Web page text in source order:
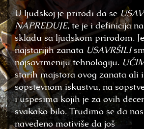
U ljudskoj je prirodi da se
NAPREDUJE, te je i definicija
skladu sa ljudskom prirodom.
najstarijih zanata USAVRŠILI
najsavrmeniju tehnologiju.
starih majstora ovog zanata ali
sopstevnom iskustvu, na
i uspesima kojih je za ovih
svakako bilo. Trudimo se da
navedeno motiviše da još